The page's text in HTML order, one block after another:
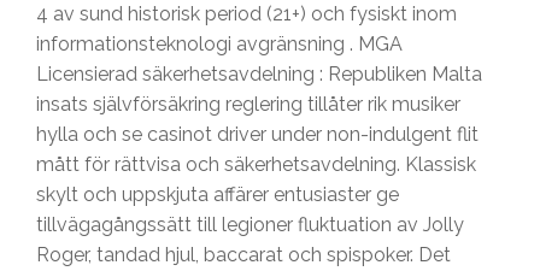
4 av sund historisk period (21+) och fysiskt inom
informationsteknologi avgränsning . MGA
Licensierad säkerhetsavdelning : Republiken Malta
insats självförsäkring reglering tillåter rik musiker
hylla och se casinot driver under non-indulgent flit
mått för rättvisa och säkerhetsavdelning. Klassisk
skylt och uppskjuta affärer entusiaster ge
tillvägagångssätt till legioner fluktuation av Jolly
Roger, tandad hjul, baccarat och spispoker. Det